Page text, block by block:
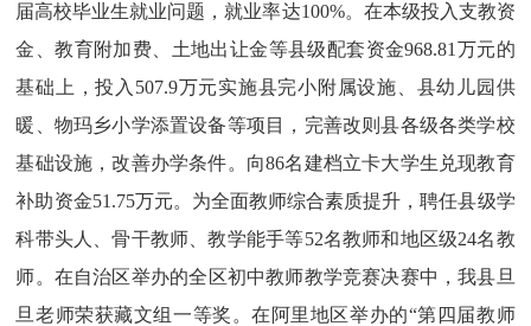
届高校毕业生就业问题，就业率达100%。 在本级投入支教资
金、教育附加费、土地出让金等县级配套资金968.81万元的
基础上，投入507.9万元实施县完小附属设施、县幼儿园供
暖、物玛乡小学添置设备等项目，完善改则县各级各类学校
基础设施，改善办学条件。 向86名建档立卡大学生兑现教育
补助资金51.75万元。为全面教师综合素质提升，聘任县级学
科带头人、骨干教师、教学能手等52名教师和地区级24名教
师。在自治区举办的全区初中教师教学竞赛决赛中 ，我县旦
旦老师荣获藏文组一等奖。在 阿里地区举办的“第四届教师